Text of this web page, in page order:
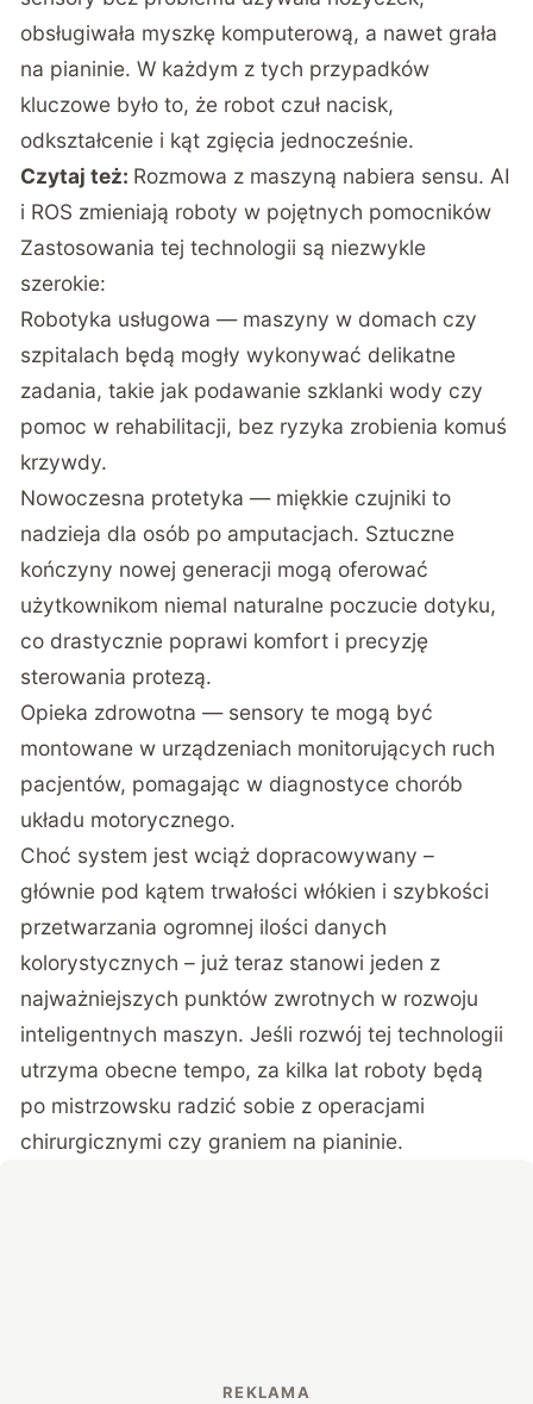
obsługiwała myszkę komputerową, a nawet grała
na pianinie. W każdym z tych przypadków
kluczowe było to, że robot czuł nacisk,
odkształcenie i kąt zgięcia jednocześnie.
Czytaj też: Rozmowa z maszyną nabiera sensu. AI
i ROS zmieniają roboty w pojętnych pomocników
Zastosowania tej technologii są niezwykle
szerokie:
Robotyka usługowa — maszyny w domach czy
szpitalach będą mogły wykonywać delikatne
zadania, takie jak podawanie szklanki wody czy
pomoc w rehabilitacji, bez ryzyka zrobienia komuś
krzywdy.
Nowoczesna protetyka — miękkie czujniki to
nadzieja dla osób po amputacjach. Sztuczne
kończyny nowej generacji mogą oferować
użytkownikom niemal naturalne poczucie dotyku,
co drastycznie poprawi komfort i precyzję
sterowania protezą.
Opieka zdrowotna — sensory te mogą być
montowane w urządzeniach monitorujących ruch
pacjentów, pomagając w diagnostyce chorób
układu motorycznego.
Choć system jest wciąż dopracowywany –
głównie pod kątem trwałości włókien i szybkości
przetwarzania ogromnej ilości danych
kolorystycznych – już teraz stanowi jeden z
najważniejszych punktów zwrotnych w rozwoju
inteligentnych maszyn. Jeśli rozwój tej technologii
utrzyma obecne tempo, za kilka lat roboty będą
po mistrzowsku radzić sobie z operacjami
chirurgicznymi czy graniem na pianinie.